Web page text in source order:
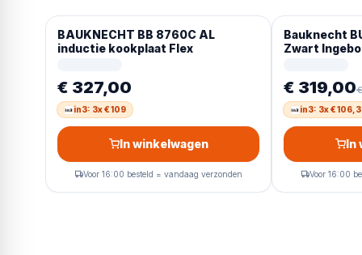
BAUKNECHT BB 8760C AL
inductie kookplaat Flex
€ 327,00
in3: 3x € 109
In winkelwagen
Voor 16:00 besteld = vandaag verzonden
Bauknecht
Zwart
€ 319,00
in3: 3x €
In
Voor 16:00